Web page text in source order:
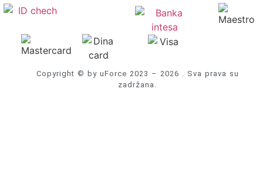
Copyright © by uForce 2023 – 2026 . Sva prava su
zadržana.